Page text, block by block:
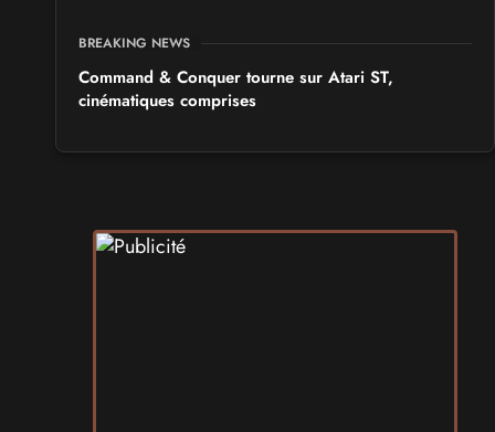
BREAKING NEWS
Command & Conquer tourne sur Atari ST,
cinématiques comprises